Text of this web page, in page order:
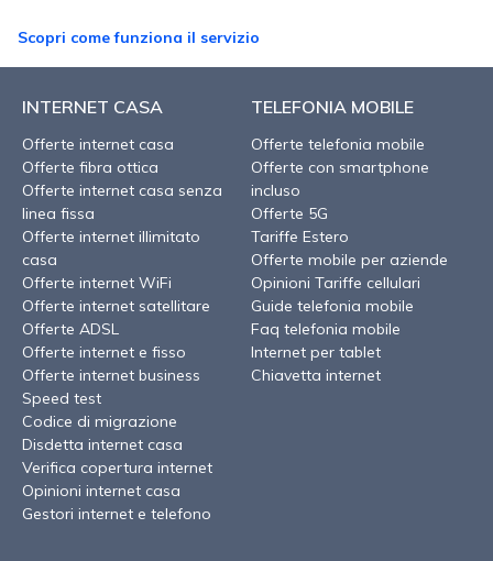
Scopri come funziona il servizio
INTERNET CASA
Offerte internet casa
Offerte fibra ottica
Offerte internet casa senza
linea fissa
Offerte internet illimitato
casa
Offerte internet WiFi
Offerte internet satellitare
Offerte ADSL
Offerte internet e fisso
Offerte internet business
Speed test
Codice di migrazione
Disdetta internet casa
Verifica copertura internet
Opinioni internet casa
Gestori internet e telefono
TELEFONIA MOBILE
Offerte telefonia mobile
Offerte con smartphone
incluso
Offerte 5G
Tariffe Estero
Offerte mobile per aziende
Opinioni Tariffe cellulari
Guide telefonia mobile
Faq telefonia mobile
Internet per tablet
Chiavetta internet